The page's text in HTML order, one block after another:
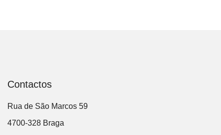
Contactos
Rua de São Marcos 59
4700-328 Braga